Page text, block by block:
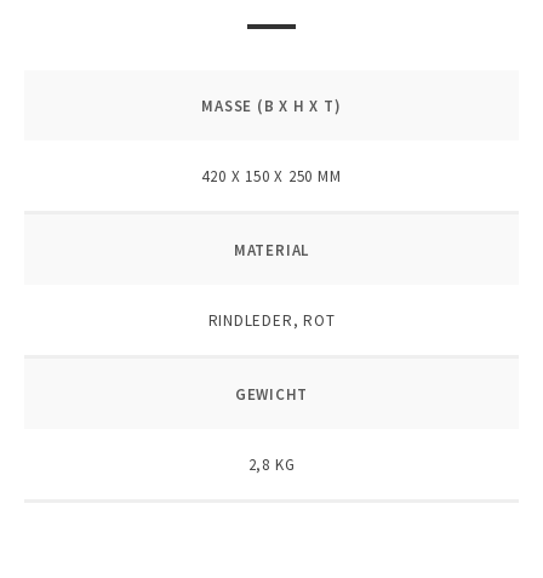
MASSE (B X H X T)
420 X 150 X 250 MM
MATERIAL
RINDLEDER, ROT
GEWICHT
2,8 KG